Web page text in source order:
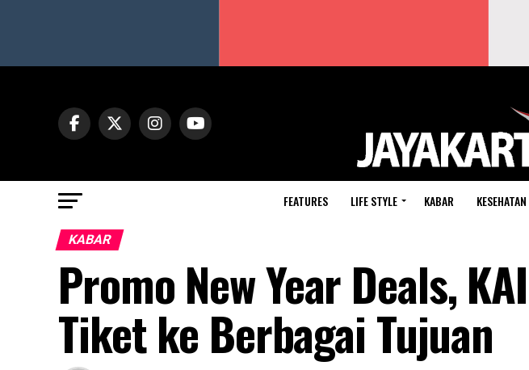
FEATURES LIFE STYLE KABAR KESEHATAN
KABAR
Promo New Year Deals,
Tiket ke Berbagai Tujuan